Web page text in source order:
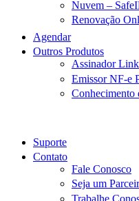
Nuvem –
Renovação
Agendar
Outros Produtos
Assinador Link
Emissor NF-e
Conhecimento
Suporte
Contato
Fale Conosco
Seja um
Trabalhe